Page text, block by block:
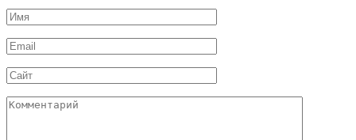
Имя
*
Email
*
Сайт
Комментарий